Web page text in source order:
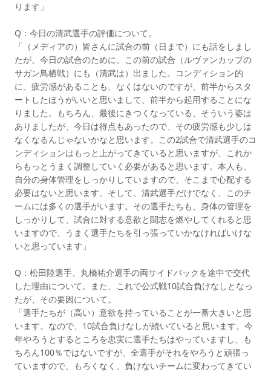
ります」
Q：今日の清武選手の評価について。
「（メディアの）皆さんに試合の前（日まで）にも話をしまし
たが、今日の試合のために、この前の試合（ルヴァンカップの
サガン鳥栖戦）にも（清武は）出ました。コンディション的
に、疲労感があることも、なくはないのですが、前半からスタ
ートしたほうがいいと思いまして、前半から起用することにな
りました。もちろん、最後にきつくなっている、そういう姿は
ありましたが、今日は得点もあったので、その疲労感も少しは
なくなるんじゃないかなと思います。この2試合で清武選手のコ
ンディションはもっと上がってきていると思いますが、これか
らもっとうまく調整していく必要があると思います。本人も、
自分の身体管理をしっかりしていますので、そこまで心配する
必要はないと思います。そして、清武選手だけでなく、このチ
ームには多くの選手がいます。その選手たちも、身体の管理を
しっかりして、試合に対する意欲と闘志を燃やしてくれると思
いますので、うまく選手たちを引っ張っていかなければいけな
いと思っています」
Q：松田陸選手、丸橋祐介選手の両サイドバックを途中で交代
した理由について。また、これで公式戦10試合負けなしとなっ
たが、その要因について。
「選手たちが（高い）意欲を持っていることが一番大きいと思
います。なので、10試合負けなしが続いていると思います。今
年やろうとするところを忠実に選手たちはやっていますし、も
ちろん100％ではないですが、全選手がそれをやろうと頑張っ
ていますので、もろくなく、負けないチームに変わってきてい